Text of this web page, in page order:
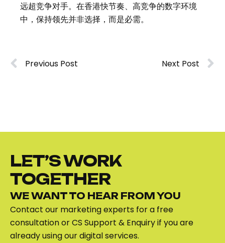
远超竞争对手。在香港快节奏、高竞争的数字环境
中，保持领先并非选择，而是必需。
Previous Post Next Post
LET’S WORK
TOGETHER
WE WANT TO HEAR FROM YOU
Contact our marketing experts for a free
consultation or CS Support & Enquiry if you are
already using our digital services.